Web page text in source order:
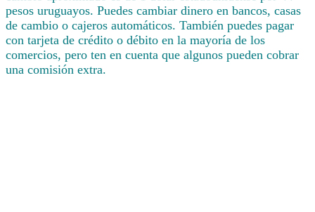
pesos uruguayos. Puedes cambiar dinero en bancos, casas
de cambio o cajeros automáticos. También puedes pagar
con tarjeta de crédito o débito en la mayoría de los
comercios, pero ten en cuenta que algunos pueden cobrar
una comisión extra.